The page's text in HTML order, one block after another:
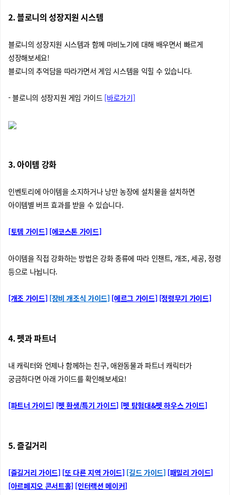
2. 블로니의 성장지원 시스템
블로니의 성장지원 시스템과 함께 마비노기에 대해 배우면서 빠르게
성장해보세요!
블로니의 추억담을 따라가면서 게임 시스템을 익힐 수 있습니다.
- 블로니의 성장지원 게임 가이드 [바로가기]
3. 아이템 강화
인벤토리에 아이템을 소지하거나 낭만 농장에 설치물을 설치하면
아이템별 버프 효과를 받을 수 있습니다.
[토템 가이드] [에코스톤 가이드]
아이템을 직접 강화하는 방법은 강화 종류에 따라 인챈트, 개조, 세공, 정령
등으로 나뉩니다.
[개조 가이드] [장비 개조식 가이드] [에르그 가이드] [정령무기 가이드]
4. 펫과 파트너
내 캐릭터와 언제나 함께하는 친구, 애완동물과 파트너 캐릭터가
궁금하다면 아래 가이드를 확인해보세요!
[파트너 가이드] [펫 환생/특기 가이드] [펫 탐험대&펫 하우스 가이드]
5. 즐길거리
[즐길거리 가이드] [또 다른 지역 가이드] [길드 가이드] [패밀리 가이드]
[아르페지오 콘서트홀] [인터랙션 메이커]